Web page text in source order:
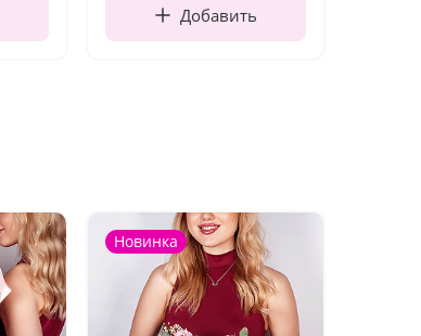
Добавить
Новинка